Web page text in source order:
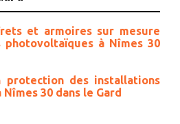
et armoires sur mesure
à Nîmes 30
protection des installations
30 dans le Gard